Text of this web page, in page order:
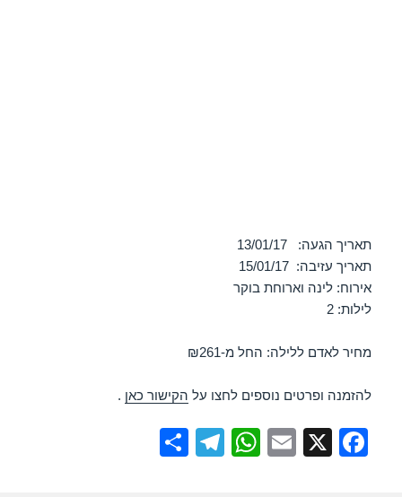
תאריך הגעה: 13/01/17
תאריך עזיבה: 15/01/17
אירוח: לינה וארוחת בוקר
לילות: 2
מחיר לאדם ללילה: החל מ-₪261
להזמנה ופרטים נוספים לחצו על הקישור כאן .
F
X
E
W
T